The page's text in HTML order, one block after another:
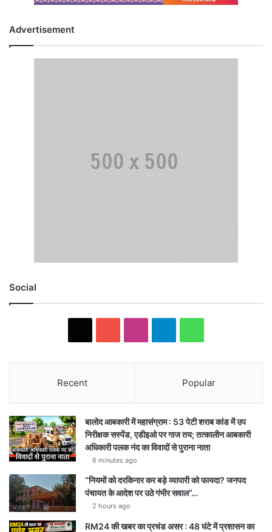
Advertisement
Social
Recent Popular
बालोद आबकारी में महासंग्राम : 53 पेटी शराब कांड में उप
निरीक्षक सस्पेंड, एडीइओ पर गाज तय; तत्कालीन आबकारी
अधिकारी पलक नंद का विवादों से पुराना नाता
6 minutes ago
“नियमों को दरकिनार कर बड़े व्यापारी को फायदा? जनपद
पंचायत के आदेश पर उठे गंभीर सवाल”…
2 hours ago
RM24 की खबर का प्रचंड असर : 48 घंटे में प्रशासन का